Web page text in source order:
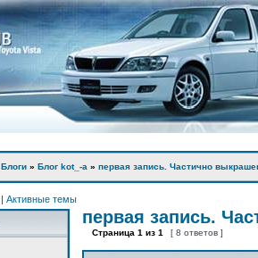
Блоги » Блог kot_-а » первая запись. Частично
| Активные темы
первая запись.
Страница 1 из 1 [ 8 ответов ]